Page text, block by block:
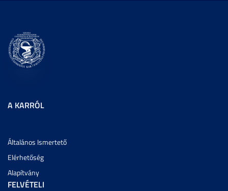
A KARRÓL
Általános Ismertető
Elérhetőség
Alapítvány
FELVÉTELI